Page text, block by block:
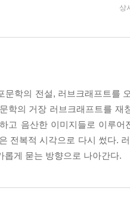
상
문학의 전설, 러브크래프트를
학의 거장 러브크래프트를
고 음산한 이미지들로 이루
전복적 시각으로 다시 썼다.
롭게 묻는 방향으로 나아간다.